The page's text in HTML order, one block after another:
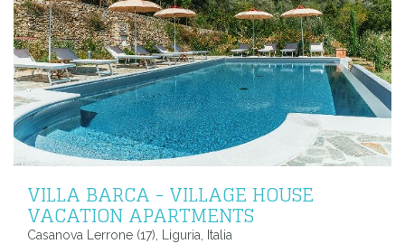
VILLA BARCA - VILLAGE HOUSE
VACATION APARTMENTS
Casanova Lerrone (17), Liguria, Italia